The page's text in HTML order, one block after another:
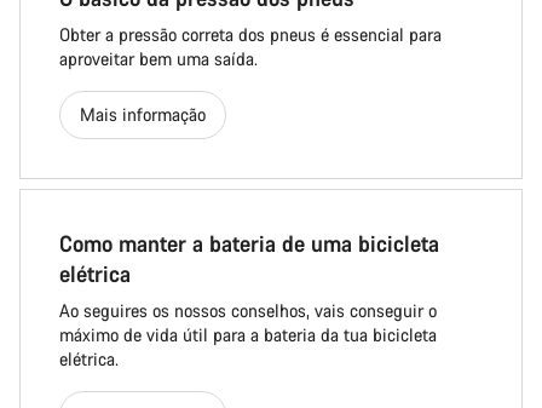
Obter a pressão correta dos pneus é essencial para
aproveitar bem uma saída.
Mais informação
Como manter a bateria de uma bicicleta
elétrica
Ao seguires os nossos conselhos, vais conseguir o
máximo de vida útil para a bateria da tua bicicleta
elétrica.